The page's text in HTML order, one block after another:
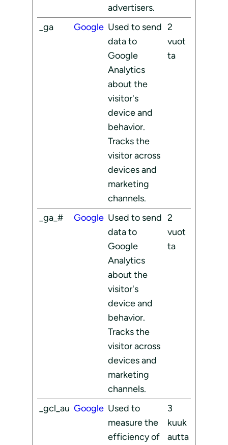
advertisers.
_ga Google Used to send
data to
Google
Analytics
about the
visitor's
device and
behavior.
Tracks the
visitor across
devices and
marketing
channels.
2
vuot
ta
_ga_# Google Used to send
data to
Google
Analytics
about the
visitor's
device and
behavior.
Tracks the
visitor across
devices and
marketing
channels.
2
vuot
ta
_gcl_au Google Used to
measure the
efficiency of
3
kuuk
autta